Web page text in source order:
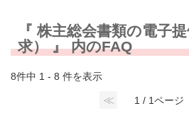
『 株主総会書類の電子
求） 』 内のFAQ
8件中 1 - 8 件を表示
≪ 1 / 1ページ